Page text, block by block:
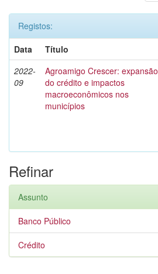
Registos:
Data
Título
2022-
09
Agroamigo Crescer: expansão
do crédito e impactos
macroeconômicos nos
municípios
Refinar
Assunto
Banco Público
Crédito